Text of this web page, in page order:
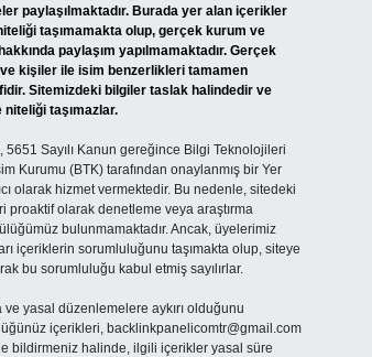
paylaşılmaktadır. Burada yer alan içerikler
taşımamakta olup, gerçek kurum ve
paylaşım yapılmamaktadır. Gerçek
kişiler ile isim benzerlikleri tamamen
Sitemizdeki bilgiler taslak halindedir ve
taşımazlar.
5651 Sayılı Kanun gereğince Bilgi Teknolojileri
Kurumu (BTK) tarafından onaylanmış bir Yer
olarak hizmet vermektedir. Bu nedenle, sitedeki
proaktif olarak denetleme veya araştırma
bulunmamaktadır. Ancak, üyelerimiz
içeriklerin sorumluluğunu taşımakta olup, siteye
bu sorumluluğu kabul etmiş sayılırlar.
ve yasal düzenlemelere aykırı olduğunu
içerikleri, backlinkpanelicomtr@gmail.com
bildirmeniz halinde, ilgili içerikler yasal süre